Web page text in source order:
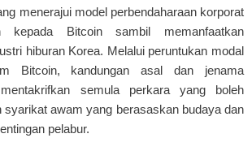
menerajui model perbendaharaan korporat
kepada Bitcoin sambil memanfaatkan
hiburan Korea. Melalui peruntukan modal
Bitcoin, kandungan asal dan jenama
semula perkara yang boleh
syarikat awam yang berasaskan budaya dan
pelabur.